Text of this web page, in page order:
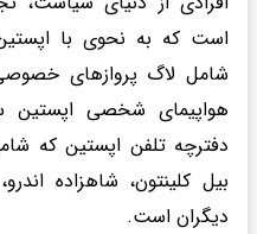
است که به نحوی با اپستین
شامل لاگ پروازهای
هواپیمای شخصی اپستین
دفترچه تلفن اپستین که
بیل کلینتون، شاهزاده
دیگران است.